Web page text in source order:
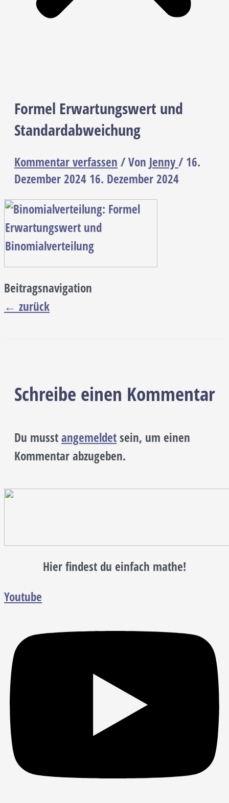
Formel Erwartungswert und
Standardabweichung
Kommentar verfassen / Von Jenny/ 16.
Dezember 2024 16. Dezember 2024
Beitragsnavigation
← zurück
Schreibe einen Kommentar
Du musstangemeldetsein, um einen
Kommentar abzugeben.
Hier findest du einfach mathe!
Youtube